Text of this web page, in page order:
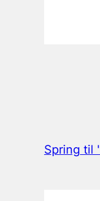
Spring til